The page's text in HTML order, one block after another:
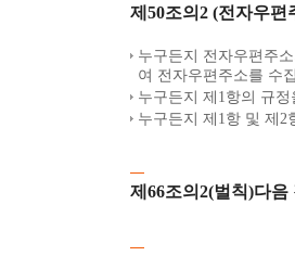
제50조의2 (전자우
누구든지 전자우편주
여 전자우편주소를 수
누구든지 제1항의 규
누구든지 제1항 및 제
제66조의2(벌칙)다